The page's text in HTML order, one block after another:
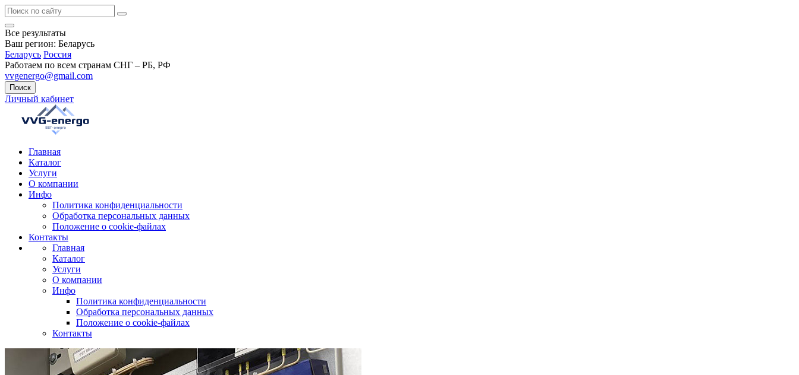
Все результаты
Ваш регион: Беларусь
Беларусь Россия
Работаем по всем странам СНГ – РБ, РФ
vvgenergo@gmail.com
Поиск
Личный кабинет
Главная
Каталог
Услуги
О компании
Инфо
Политика конфиденциальности
Обработка персональных данных
Положение о cookie-файлах
Контакты
Главная
Каталог
Услуги
О компании
Инфо
Политика конфиденциальности
Обработка персональных данных
Положение о cookie-файлах
Контакты